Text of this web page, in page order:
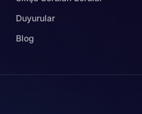
Duyurular
Blog